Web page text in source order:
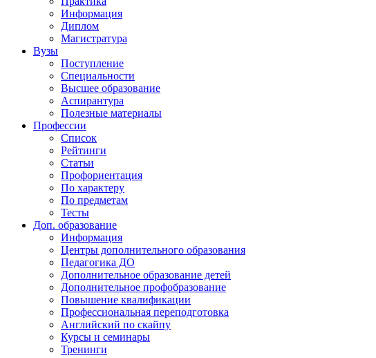
Информация
Диплом
Магистратура
Вузы
Поступление
Специальности
Высшее образование
Аспирантура
Полезные материалы
Профессии
Список
Рейтинги
Статьи
Профориентация
По характеру
По предметам
Тесты
Доп. образование
Информация
Центры дополнительного образования
Педагогика ДО
Дополнительное образование детей
Дополнительное профобразование
Повышение квалификации
Профессиональная переподготовка
Английский по скайпу
Курсы и семинары
Тренинги